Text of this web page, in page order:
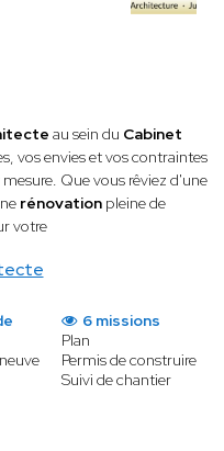
au sein du Cabinet
vos envies et vos contraintes
Que vous rêviez d'une
rénovation pleine de
votre
6 missions
Plan
Permis de construire
Suivi de chantier